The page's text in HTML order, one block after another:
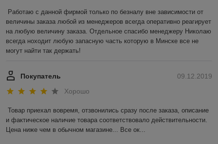
Работаю с данной фирмой только по безналу вне зависимости от
величины заказа любой из менеджеров всегда оперативно реагирует
на любую величину заказа. Отдельное спасибо менеджеру Николаю
всегда ноходит любую запасную часть которую в Минске все не
могут найти так держать!
09.12.2019
Покупатель
Хорошо
Товар приехал вовремя, отзвонились сразу после заказа, описание
и фактическое наличие товара соответствовало действительности.
Цена ниже чем в обычном магазине... Все ок...